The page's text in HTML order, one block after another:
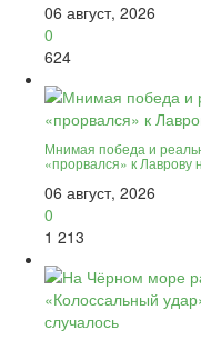
06 август, 2026
0
624
Мнимая победа и
«прорвался» к
06 август, 2026
0
1 213